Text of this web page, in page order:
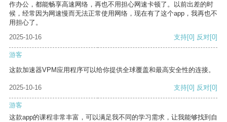
作办公，都能畅享高速网络，再也不用担心网速卡顿了。以前出差的时
候，经常因为网速慢而无法正常使用网络，现在有了这个app，我再也不
用担心了。
2025-10-16
支持[0] 反对[0]
游客
这款加速器VPM应用程序可以给你提供全球覆盖和最高安全性的连接。
2025-10-16 支持[0] 反对[0]
游客
这款app的课程非常丰富，可以满足我不同的学习需求，让我能够找到自